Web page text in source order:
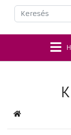
Keresés
Kezdőlap